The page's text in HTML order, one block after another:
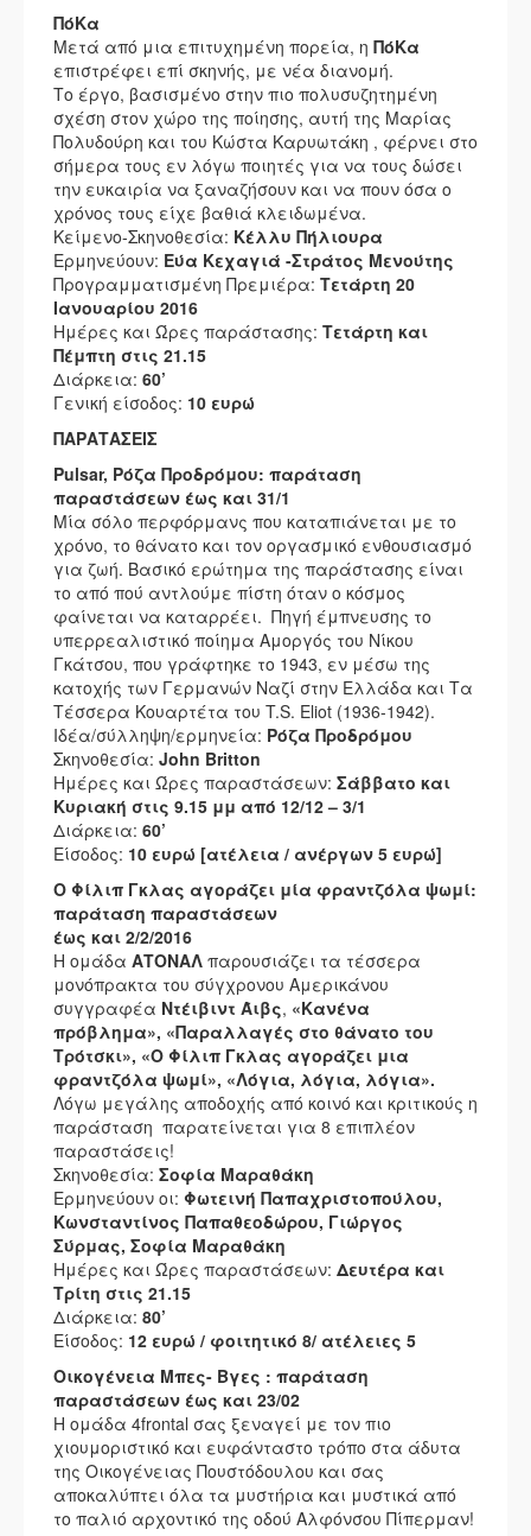
ΠόΚα
Μετά από μια επιτυχημένη πορεία, η ΠόΚα
επιστρέφει επί σκηνής, με νέα διανομή.
Το έργο, βασισμένο στην πιο πολυσυζητημένη
σχέση στον χώρο της ποίησης, αυτή της Μαρίας
Πολυδούρη και του Κώστα Καρυωτάκη , φέρνει στο
σήμερα τους εν λόγω ποιητές για να τους δώσει
την ευκαιρία να ξαναζήσουν και να πουν όσα ο
χρόνος τους είχε βαθιά κλειδωμένα.
Κείμενο-Σκηνοθεσία: Κέλλυ Πήλιουρα
Ερμηνεύουν: Εύα Κεχαγιά -Στράτος Μενούτης
Προγραμματισμένη Πρεμιέρα: Τετάρτη 20
Ιανουαρίου 2016
Ημέρες και Ώρες παράστασης: Τετάρτη και
Πέμπτη στις 21.15
Διάρκεια: 60’
Γενική είσοδος: 10 ευρώ
ΠΑΡΑΤΑΣΕΙΣ
Pulsar, Ρόζα Προδρόμου: παράταση
παραστάσεων έως και 31/1
Μία σόλο περφόρμανς που καταπιάνεται με το
χρόνο, το θάνατο και τον οργασμικό ενθουσιασμό
για ζωή. Βασικό ερώτημα της παράστασης είναι
το από πού αντλούμε πίστη όταν ο κόσμος
φαίνεται να καταρρέει. Πηγή έμπνευσης το
υπερρεαλιστικό ποίημα Αμοργός του Νίκου
Γκάτσου, που γράφτηκε το 1943, εν μέσω της
κατοχής των Γερμανών Ναζί στην Ελλάδα και Τα
Τέσσερα Κουαρτέτα του T.S. Eliot (1936-1942).
Ιδέα/σύλληψη/ερμηνεία: Ρόζα Προδρόμου
Σκηνοθεσία: John Britton
Ημέρες και Ώρες παραστάσεων: Σάββατο και
Κυριακή στις 9.15 μμ από 12/12 – 3/1
Διάρκεια: 60’
Είσοδος: 10 ευρώ [ατέλεια / ανέργων 5 ευρώ]
Ο Φίλιπ Γκλας αγοράζει μία φραντζόλα ψωμί:
παράταση παραστάσεων
έως και 2/2/2016
Η ομάδα ΑΤΟΝΑΛ παρουσιάζει τα τέσσερα
μονόπρακτα του σύγχρονου Αμερικάνου
συγγραφέα Ντέιβιντ Άιβς, «Κανένα
πρόβλημα», «Παραλλαγές στο θάνατο του
Τρότσκι», «Ο Φίλιπ Γκλας αγοράζει μια
φραντζόλα ψωμί», «Λόγια, λόγια, λόγια».
Λόγω μεγάλης αποδοχής από κοινό και κριτικούς η
παράσταση παρατείνεται για 8 επιπλέον
παραστάσεις!
Σκηνοθεσία: Σοφία Μαραθάκη
Ερμηνεύουν οι: Φωτεινή Παπαχριστοπούλου,
Κωνσταντίνος Παπαθεοδώρου, Γιώργος
Σύρμας, Σοφία Μαραθάκη
Ημέρες και Ώρες παραστάσεων: Δευτέρα και
Τρίτη στις 21.15
Διάρκεια: 80’
Είσοδος: 12 ευρώ / φοιτητικό 8/ ατέλειες 5
Οικογένεια Μπες- Βγες : παράταση
παραστάσεων έως και 23/02
Η ομάδα 4frontal σας ξεναγεί με τον πιο
χιουμοριστικό και ευφάνταστο τρόπο στα άδυτα
της Οικογένειας Πουστόδουλου και σας
αποκαλύπτει όλα τα μυστήρια και μυστικά από
το παλιό αρχοντικό της οδού Αλφόνσου Πίπερμαν!